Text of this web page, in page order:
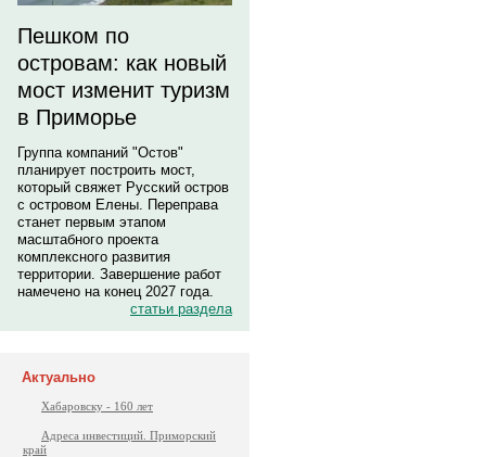
Пешком по
островам: как новый
мост изменит туризм
в Приморье
Группа компаний "Остов"
планирует построить мост,
который свяжет Русский остров
с островом Елены. Переправа
станет первым этапом
масштабного проекта
комплексного развития
территории. Завершение работ
намечено на конец 2027 года.
статьи раздела
Актуально
Хабаровску - 160 лет
Адреса инвестиций. Приморский
край